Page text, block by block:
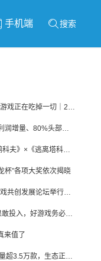
手机端 搜索
端游“复活”，出海狂飙，小游戏正在吃掉一切｜2026上半年产业报告
游戏AI“账本”公开：500亿利润增量、80%头部入局，谁在闷声发财？
对话搜打撤鼻祖！《逃离鸭科夫》×《逃离塔科夫》官方线下沙龙落幕
杯”各项大奖依次揭晓
智竞·未来——2026咪咕游戏共创发展论坛举行：聚力精品内容、AI创作与电竞生态，共建高品质益智健康游戏社区
盛趣游戏彭程：好IP值得果敢投入，好游戏务必长效经营
来值了
2026 CDEC：鸿蒙游戏数量超3.5万款，生态正循环加速产业高质量发展